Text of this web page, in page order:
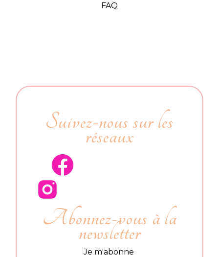
FAQ
Suivez-nous sur les
réseaux
Abonnez-vous à la
newsletter
Je m'abonne